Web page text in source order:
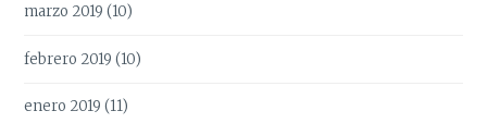
marzo 2019 (10)
febrero 2019 (10)
enero 2019 (11)